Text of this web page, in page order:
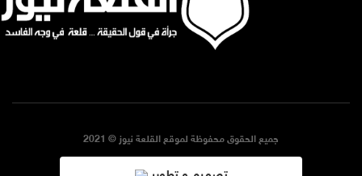
جميع الحقوق محفوظة لموقع القلعة نيوز © 2021